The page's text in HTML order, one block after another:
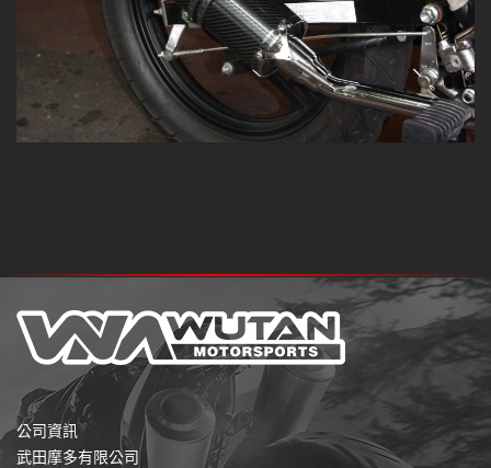
公司資訊
武田摩多有限公司